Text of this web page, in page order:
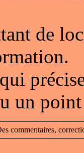
de
un
commentaires,